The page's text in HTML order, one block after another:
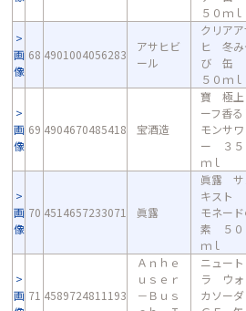
５０ｍｌ
画
像
68 4901004056283
アサヒビ
ール
クリア
ヒ 冬み
び 缶
５０ｍｌ
画
像
69 4904670485418 宝酒造
寶 極上
ーフ香る
モンサワ
ー ３５
ｍｌ
画
像
70 4514657233071 眞露
眞露 サ
キスト
モネー
素 ５０
ｍｌ
画 71 4589724811193
Ａｎｈｅ
ｕｓｅｒ
－Ｂｕｓ
ニュート
ラ ウォ
カソー